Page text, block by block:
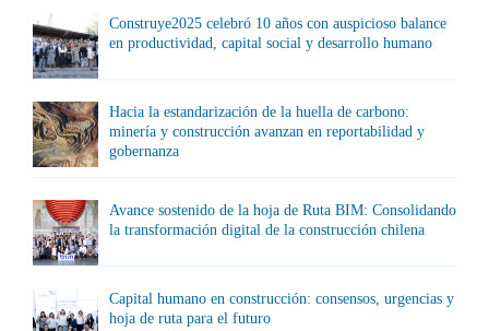
Construye2025 celebró 10 años con auspicioso balance
en productividad, capital social y desarrollo humano
Hacia la estandarización de la huella de carbono:
minería y construcción avanzan en reportabilidad y
gobernanza
Avance sostenido de la hoja de Ruta BIM: Consolidando
la transformación digital de la construcción chilena
Capital humano en construcción: consensos, urgencias y
hoja de ruta para el futuro